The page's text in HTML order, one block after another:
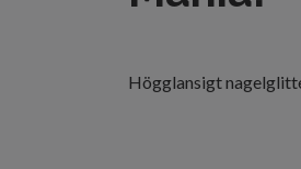
Högglansigt